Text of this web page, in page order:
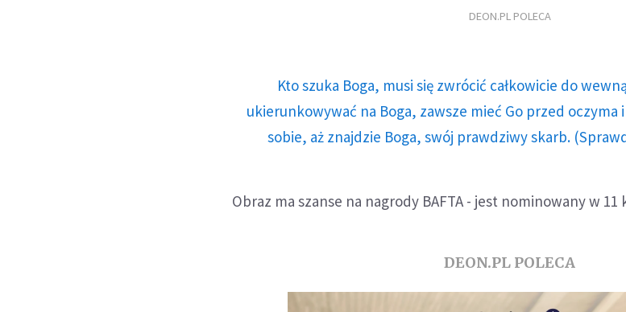
DEON.PL POLECA
Kto szuka Boga, musi się zwrócić całkowicie do
ukierunkowywać na Boga, zawsze mieć Go przed
sobie, aż znajdzie Boga, swój prawdziwy skarb.
Obraz ma szanse na nagrody BAFTA - jest nominowany w 11
DEON.PL POLECA